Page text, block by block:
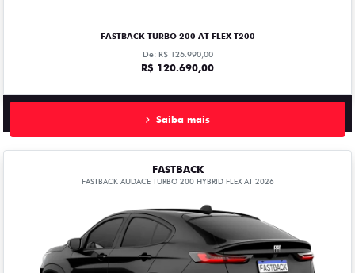
FASTBACK TURBO 200 AT FLEX T200
De: R$ 126.990,00
R$ 120.690,00
Saiba mais
FASTBACK
FASTBACK AUDACE TURBO 200 HYBRID FLEX AT 2026